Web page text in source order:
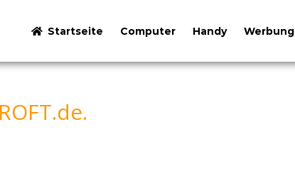
Startseite Computer Handy Werbung